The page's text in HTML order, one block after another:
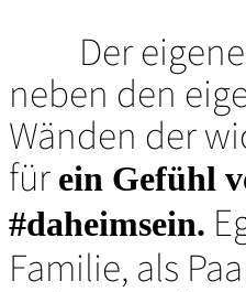
Der
neben den
Wänden der
für ein Gefühl
#daheimsein.
Familie, als